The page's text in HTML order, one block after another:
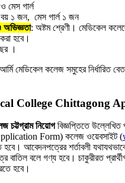
মেস গার্ল
১ জন, মেস গার্ল ১ জন
: অষ্টম শ্রেণী। মেডিকেল
হবে।
।
মেডিকেল কলেজ সমুহের নির্ধারিত
College Chittagong
চট্টগ্রাম নিয়োগবিজ্ঞপ্তিতে উল্লেখিত
Form) কলেজ ওয়েবসাইট (
আবেদনপত্রের শর্তাবলী
বলে গণ্য হবে। চাকুরীরত
হবে।